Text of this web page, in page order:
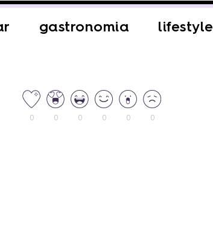
gastronomia lifestyle
0 0 0 0 0 0